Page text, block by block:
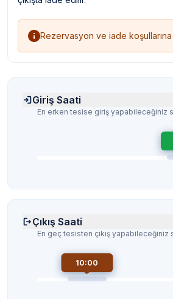
Rezervasyon ve iade koşullarına
Giriş Saati
En erken tesise giriş yapabileceğiniz
Çıkış Saati
En geç tesisten çıkış yapabileceğiniz
10:00